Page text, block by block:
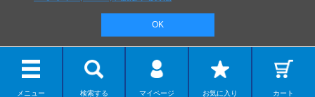
メニュー 検索する マイページ お気に入り カート
OK